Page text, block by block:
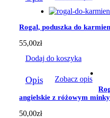
Rogal, poduszka do
55,00zł
Dodaj do koszyka
Opis Zobacz opis
angielskie z różowym minky
50,00zł